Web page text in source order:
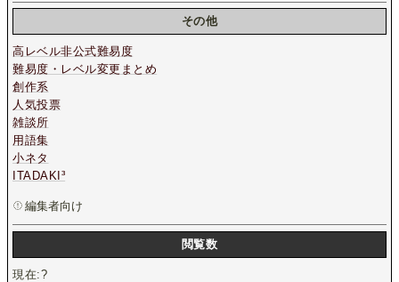
その他
高レベル非公式難易度
難易度・レベル変更まとめ
創作系
人気投票
雑談所
用語集
小ネタ
ITADAKI³
編集者向け
閲覧数
現在:?